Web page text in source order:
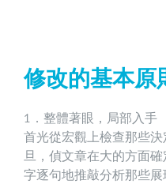
修改的基本原
1．整體著眼，局部入手
首光從宏觀上檢查那些
旦，偵文章在大的方面
字逐句地推敲分析那些